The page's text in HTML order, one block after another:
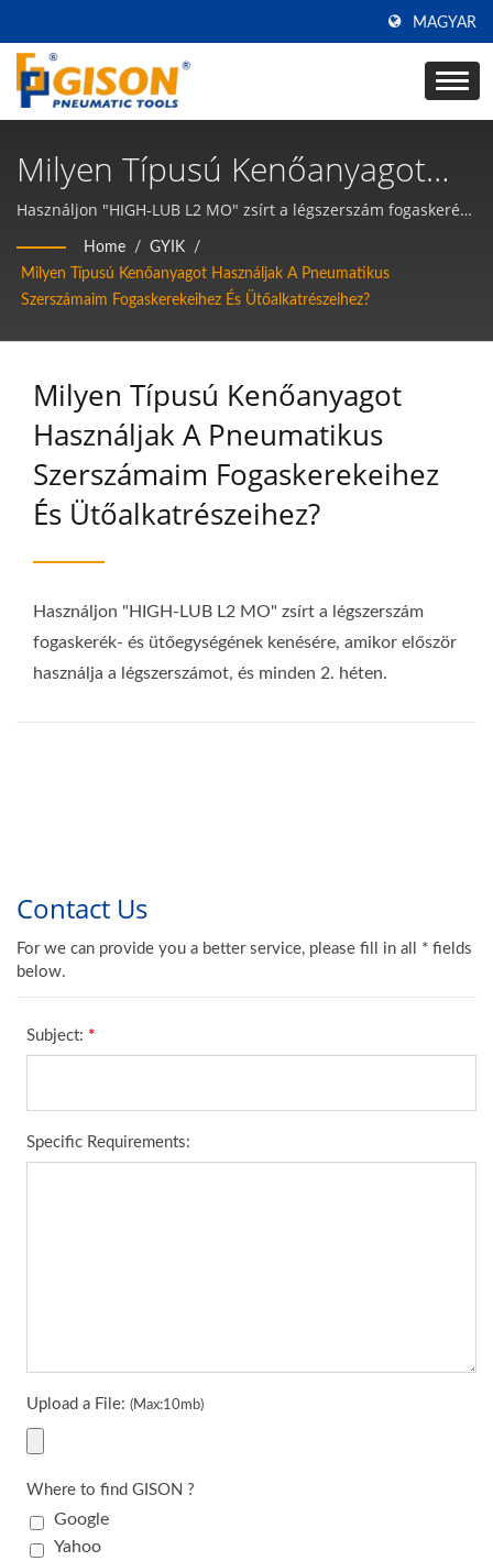
MAGYAR
Milyen Típusú Kenőanyagot
Használjak A Pneumatikus
Szerszámaim Fogaskerekeihez
És Ütőalkatrészeihez? |
Tajvani Légszerszámok És
Pneumatikus Kéziszerszámok
Gyártója | Gison
Használjon "HIGH-LUB L2 MO" zsírt a légszerszám fogaskerék-
és ütőegységének kenésére, amikor először használja a
légszerszámot, és minden 2. héten.
Home / GYIK
/
Milyen Típusú Kenőanyagot Használjak A Pneumatikus
Szerszámaim Fogaskerekeihez És Ütőalkatrészeihez?
Milyen Típusú Kenőanyagot
Használjak A Pneumatikus
Szerszámaim Fogaskerekeihez
És Ütőalkatrészeihez?
Használjon "HIGH-LUB L2 MO" zsírt a légszerszám
fogaskerék- és ütőegységének kenésére, amikor először
használja a légszerszámot, és minden 2. héten.